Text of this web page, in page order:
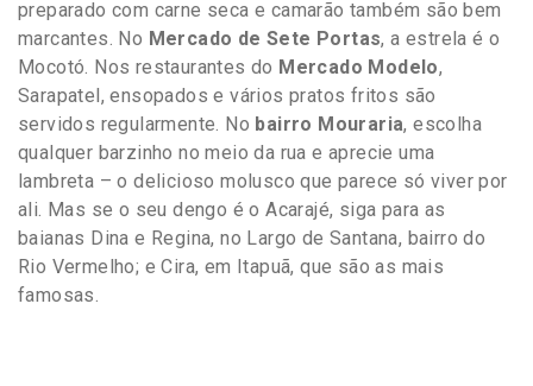
preparado com carne seca e camarão também são bem
marcantes. No Mercado de Sete Portas, a estrela é o
Mocotó. Nos restaurantes do Mercado Modelo,
Sarapatel, ensopados e vários pratos fritos são
servidos regularmente. No bairro Mouraria, escolha
qualquer barzinho no meio da rua e aprecie uma
lambreta – o delicioso molusco que parece só viver por
ali. Mas se o seu dengo é o Acarajé, siga para as
baianas Dina e Regina, no Largo de Santana, bairro do
Rio Vermelho; e Cira, em Itapuã, que são as mais
famosas.